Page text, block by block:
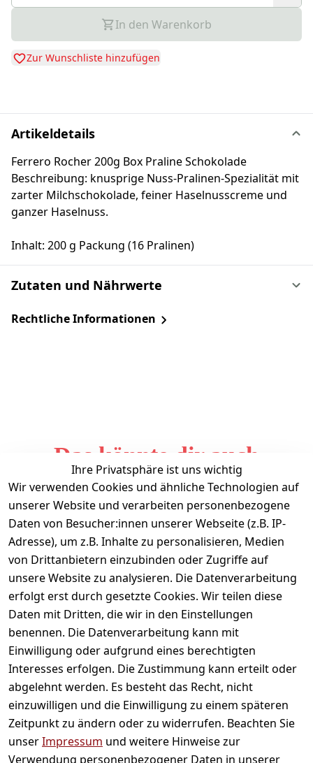
In den Warenkorb
Zur Wunschliste hinzufügen
Artikeldetails
Ferrero Rocher 200g Box Praline Schokolade
Beschreibung: knusprige Nuss-Pralinen-Spezialität mit
zarter Milchschokolade, feiner Haselnusscreme und
ganzer Haselnuss.
Inhalt: 200 g Packung (16 Pralinen)
Zutaten und Nährwerte
Rechtliche Informationen
Das könnte dir auch
gefallen
Ihre Privatsphäre ist uns wichtig
Wir verwenden Cookies und ähnliche Technologien auf
unserer Website und verarbeiten personenbezogene
Daten von Besucher:innen unserer Webseite (z.B. IP-
Adresse), um z.B. Inhalte zu personalisieren, Medien
von Drittanbietern einzubinden oder Zugriffe auf
unsere Website zu analysieren. Die Datenverarbeitung
erfolgt erst durch gesetzte Cookies. Wir teilen diese
Daten mit Dritten, die wir in den Einstellungen
benennen. Die Datenverarbeitung kann mit
Einwilligung oder aufgrund eines berechtigten
Interesses erfolgen. Die Zustimmung kann erteilt oder
abgelehnt werden. Es besteht das Recht, nicht
einzuwilligen und die Einwilligung zu einem späteren
Zeitpunkt zu ändern oder zu widerrufen. Beachten Sie
unserImpressum und weitere Hinweise zur
Verwendung personenbezogener Daten in unserer
Informationen
Mein Konto
Vertrag widerrufen
Unternehmen